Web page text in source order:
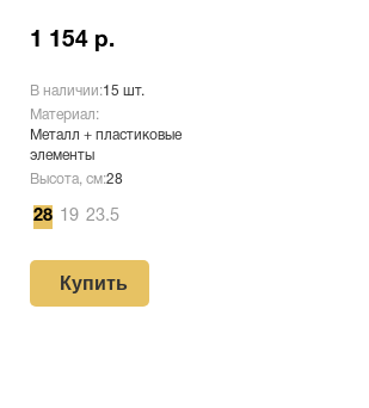
1 154 р.
В наличии:15 шт.
Материал:
Металл + пластиковые
элементы
Высота, см:28
28 19 23.5
Купить